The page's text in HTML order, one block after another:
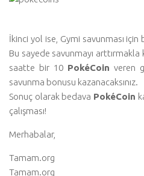
İkinci yol ise, Gymi savunması için
Bu sayede savunmayı arttırmakla
saatte bir 10 PokéCoin veren
savunma bonusu kazanacaksınız.
Sonuç olarak bedava PokéCoin
çalışması!
Merhabalar,
Tamam.org
Tamam.org